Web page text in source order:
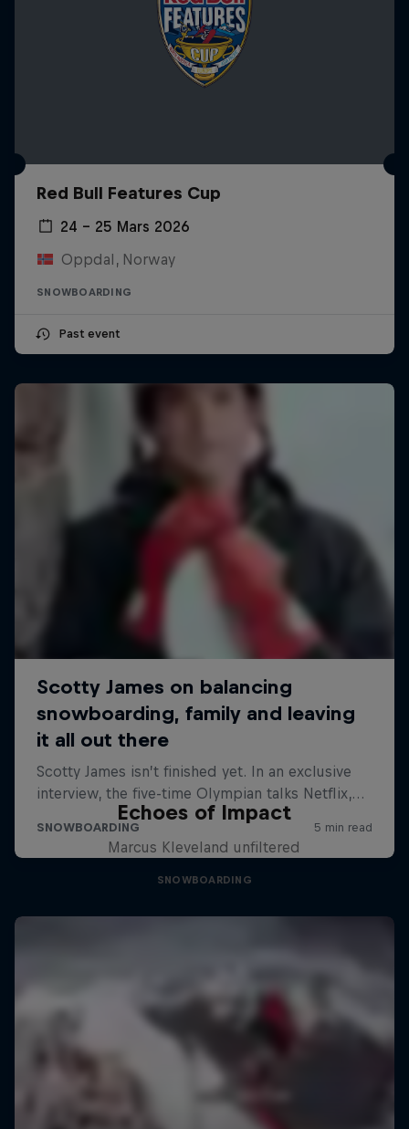
Red Bull Features Cup
24 – 25 Mars 2026
Oppdal, Norway
SNOWBOARDING
Past event
Echoes of Impact
Marcus Kleveland unfiltered
SNOWBOARDING